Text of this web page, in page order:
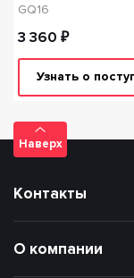
GQ16
3 360 ₽
Узнать о
Наверх
О компании
Контакты